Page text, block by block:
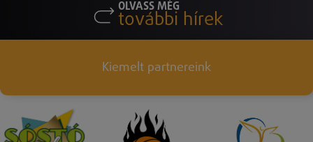
OLVASS MÉG
további hírek
Kiemelt partnereink